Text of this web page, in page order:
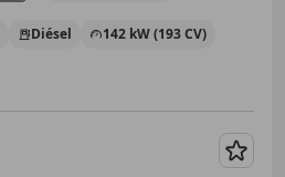
Diésel 142 kW (193 CV)